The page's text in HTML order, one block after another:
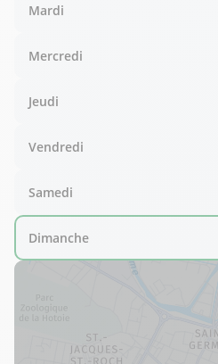
Mardi
Mercredi
Jeudi
Vendredi
Samedi
Dimanche